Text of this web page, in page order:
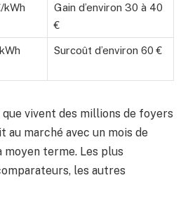
kWh
Gain d’environ 30 à 40
€
Surcoût d’environ 60 €
vivent des millions de foyers
au marché avec un mois de
terme. Les plus
les autres